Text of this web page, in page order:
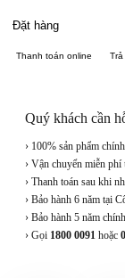
Đặt hàng
Thanh toán online
Quý khách cần
› 100% sản phẩm
› Vận chuyển miễn phí
› Thanh toán sau khi
› Bảo hành 6 năm tại
› Bảo hành 5 năm
› Gọi 1800 0091 hoặc